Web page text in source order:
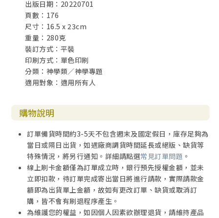
等問題，我卻覺得須要抽離整個脈胳（離地）去重新思考宗
教、政治、主權和後世俗化等問題，甚至面對一個香港前所
未有的政治劇變，我們須要一種另類的政治思維和語言，我
認為這些無論是直接或間接地與猶太－基督教傳統保持藕斷
絲連的（非）神學家，能讓我以完全另類的方式去論述政治
和神學問題。在2018年暑假後，我被迫離開香港到內地工
作，在物理時間和空間上讓我更抽離於香港教會，這個際遇
進一步讓我更有決心投身一種跟教會論述幾乎完全相反的神
神學，一種要能在一切當中而非僅僅在教會範圍內展示神學
的理論操作。
我並不關心那種以基督教傳統來討論其政治意涵的政治
神學，什麼新舊約傳統的政治神學、某些神學家的政治倫
理、又或那種政治體制符合基督教信仰，等等，我所關注的
政治神學，是在神學與政治相綑縛的裝置中思考如何讓兩者
脫軌，避免神學政治化和政治神學化。故此，其意圖就並非
不斷為政治進行神學書寫，而是把神學與政治的紐結斬斷，
不讓兩者的權力相互轉遞和彼此過渡。
出版日期：20220701
頁數：176
尺寸：16.5 x 23cm
重量：280克
裝訂方式：平裝
印刷方式：單色印刷
分類：神學類／神學專題
適用對象：適用所有人
購物說明
訂單備貨時間約3-5天不包含週末及國定假日，庫存足夠為
當日或隔日出貨，如遇廠商調貨時間延長或絕版、缺貨等
特殊情況，將另行通知。詳細請點選常見訂單問題 。
線上刷卡金額僅為訂單成立時，銀行預先授權金額，並未
立即扣款，待訂單完成寄出當日將進行請款，實際請款金
額即為出貨單上金額，故如有更改訂單、缺貨或取消訂
購，皆不會有刷退程序產生。
為維護您的權益，如因個人因素欲辦理退貨，請維持產品